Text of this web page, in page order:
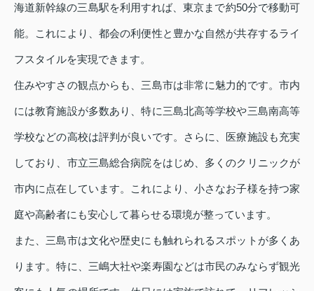
海道新幹線の三島駅を利用すれば、東京まで約50分で移動可
能。これにより、都会の利便性と豊かな自然が共存するライ
フスタイルを実現できます。
住みやすさの観点からも、三島市は非常に魅力的です。市内
には教育施設が多数あり、特に三島北高等学校や三島南高等
学校などの高校は評判が良いです。さらに、医療施設も充実
しており、市立三島総合病院をはじめ、多くのクリニックが
市内に点在しています。これにより、小さなお子様を持つ家
庭や高齢者にも安心して暮らせる環境が整っています。
また、三島市は文化や歴史にも触れられるスポットが多くあ
ります。特に、三嶋大社や楽寿園などは市民のみならず観光